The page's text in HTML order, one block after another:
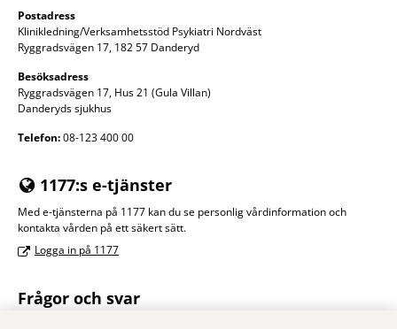
Postadress
Klinikledning/Verksamhetsstöd Psykiatri Nordväst
Ryggradsvägen 17, 182 57 Danderyd
Besöksadress
Ryggradsvägen 17, Hus 21 (Gula Villan)
Danderyds sjukhus
Telefon:08-123 400 00
1177:s e-tjänster
Med e-tjänsterna på 1177 kan du se personlig vårdinformation och
kontakta vården på ett säkert sätt.
Logga in på 1177
Frågor och svar